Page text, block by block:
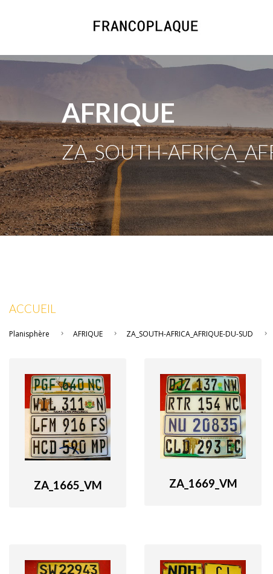
AFRIQUE
ZA_SOUTH-
ACCUEIL
Planisphère AFRIQUE ZA_SOUTH-AFRICA_AFRIQUE-DU-SUD
ZA_1665_VM ZA_1669_VM